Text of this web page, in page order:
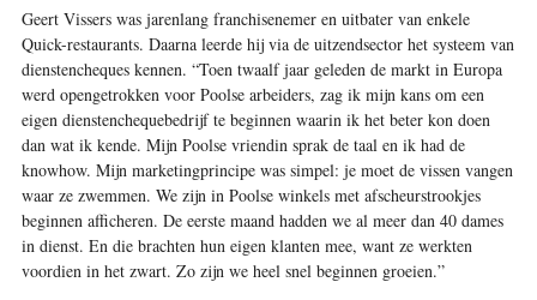
Geert Vissers was jarenlang franchisenemer en uitbater van enkele
Quick-restaurants. Daarna leerde hij via de uitzendsector het systeem van
dienstencheques kennen. “Toen twaalf jaar geleden de markt in Europa
werd opengetrokken voor Poolse arbeiders, zag ik mijn kans om een
eigen dienstenchequebedrijf te beginnen waarin ik het beter kon doen
dan wat ik kende. Mijn Poolse vriendin sprak de taal en ik had de
knowhow. Mijn marketingprincipe was simpel: je moet de vissen vangen
waar ze zwemmen. We zijn in Poolse winkels met afscheurstrookjes
beginnen afficheren. De eerste maand hadden we al meer dan 40 dames
in dienst. En die brachten hun eigen klanten mee, want ze werkten
voordien in het zwart. Zo zijn we heel snel beginnen groeien.”